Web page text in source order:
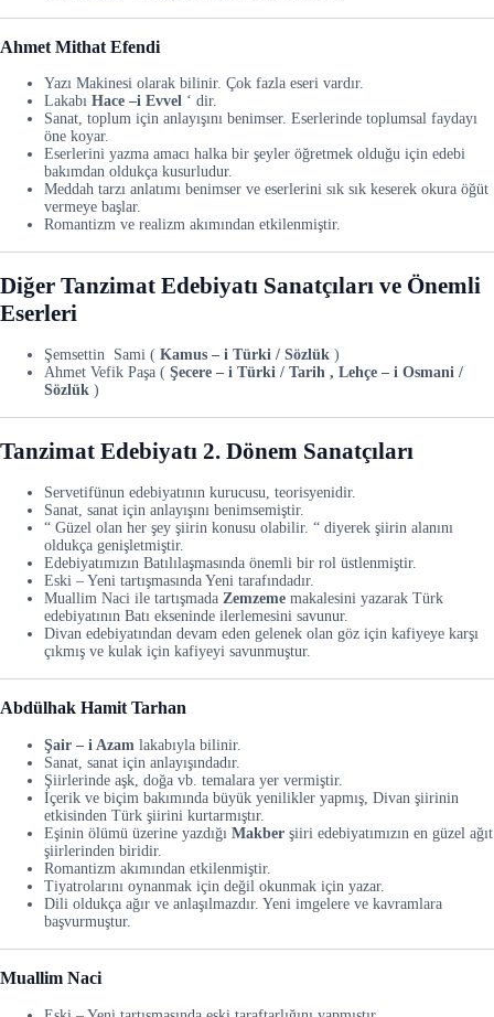
Ahmet Mithat Efendi
Yazı Makinesi olarak bilinir. Çok fazla eseri vardır.
Lakabı Hace –i Evvel ‘ dir.
Sanat, toplum için anlayışını benimser. Eserlerinde toplumsal faydayı
öne koyar.
Eserlerini yazma amacı halka bir şeyler öğretmek olduğu için edebi
bakımdan oldukça kusurludur.
Meddah tarzı anlatımı benimser ve eserlerini sık sık keserek okura öğüt
vermeye başlar.
Romantizm ve realizm akımından etkilenmiştir.
Diğer Tanzimat Edebiyatı Sanatçıları ve Önemli
Eserleri
Şemsettin Sami ( Kamus – i Türki / Sözlük )
Ahmet Vefik Paşa ( Şecere – i Türki / Tarih , Lehçe – i Osmani /
Sözlük )
Tanzimat Edebiyatı 2. Dönem Sanatçıları
Servetifünun edebiyatının kurucusu, teorisyenidir.
Sanat, sanat için anlayışını benimsemiştir.
“ Güzel olan her şey şiirin konusu olabilir. “ diyerek şiirin alanını
oldukça genişletmiştir.
Edebiyatımızın Batılılaşmasında önemli bir rol üstlenmiştir.
Eski – Yeni tartışmasında Yeni tarafındadır.
Muallim Naci ile tartışmada Zemzeme makalesini yazarak Türk
edebiyatının Batı ekseninde ilerlemesini savunur.
Divan edebiyatından devam eden gelenek olan göz için kafiyeye karşı
çıkmış ve kulak için kafiyeyi savunmuştur.
Abdülhak Hamit Tarhan
Şair – i Azam lakabıyla bilinir.
Sanat, sanat için anlayışındadır.
Şiirlerinde aşk, doğa vb. temalara yer vermiştir.
İçerik ve biçim bakımında büyük yenilikler yapmış, Divan şiirinin
etkisinden Türk şiirini kurtarmıştır.
Eşinin ölümü üzerine yazdığı Makber şiiri edebiyatımızın en güzel ağıt
şiirlerinden biridir.
Romantizm akımından etkilenmiştir.
Tiyatrolarını oynanmak için değil okunmak için yazar.
Dili oldukça ağır ve anlaşılmazdır. Yeni imgelere ve kavramlara
başvurmuştur.
Muallim Naci